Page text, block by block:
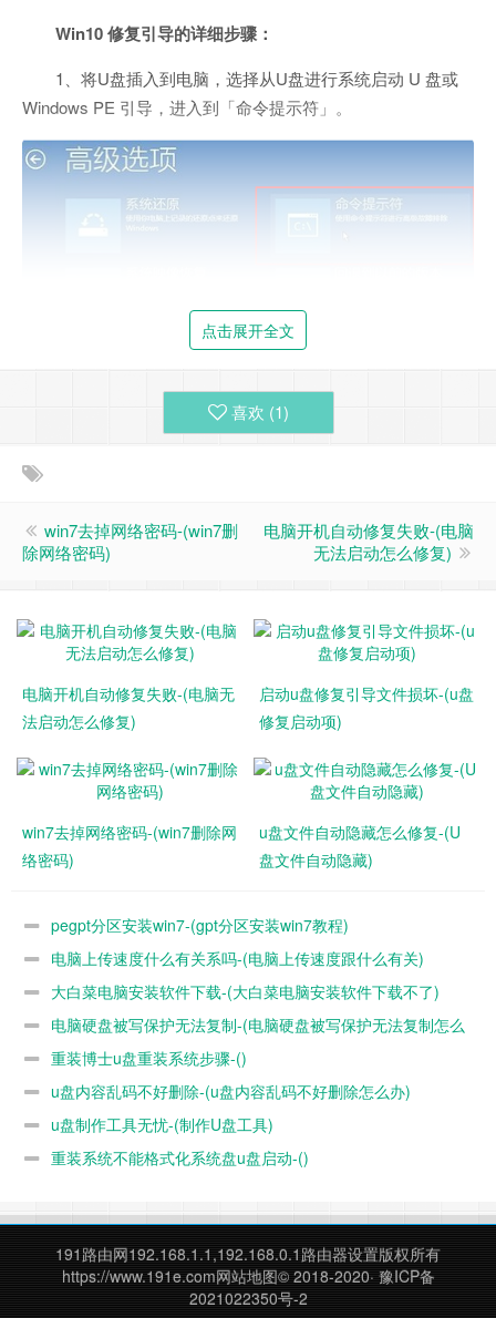
Win10 修复引导的详细步骤：
1、将U盘插入到电脑，选择从U盘进行系统启动 U 盘或
Windows PE 引导，进入到「命令提示符」。
2、打开命令提示符，执行 bcdedit /enum 命令，如果看到
如下图提示，说明引导记录已经损坏。
3、首先执行SFC /SCANNOW的命令搜索已经安装的系
统。
4、依次执行如下命令修复 Windows 10 的主引导记录并
BOOTREC /FIXMBR
点击展开全文
喜欢 (1)
win7去掉网络密码-(win7删
除网络密码)
电脑开机自动修复失败-(电脑
无法启动怎么修复)
电脑开机自动修复失败-(电脑无
法启动怎么修复)
启动u盘修复引导文件损坏-(u盘
修复启动项)
win7去掉网络密码-(win7删除网
络密码)
u盘文件自动隐藏怎么修复-(U
盘文件自动隐藏)
pegpt分区安装win7-(gpt分区安装win7教程)
电脑上传速度什么有关系吗-(电脑上传速度跟什么有关)
大白菜电脑安装软件下载-(大白菜电脑安装软件下载不了)
电脑硬盘被写保护无法复制-(电脑硬盘被写保护无法复制怎么
办) 重装博士u盘重装系统步骤-()
u盘内容乱码不好删除-(u盘内容乱码不好删除怎么办)
u盘制作工具无忧-(制作U盘工具)
重装系统不能格式化系统盘u盘启动-()
191路由网192.168.1.1,192.168.0.1路由器设置版权所有
https://www.191e.com网站地图© 2018-2020· 豫ICP备
2021022350号-2